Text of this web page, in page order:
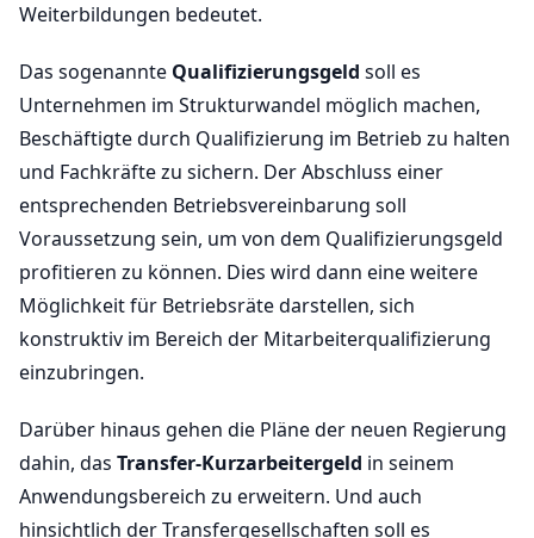
Weiterbildungen bedeutet.
Das sogenannte Qualifizierungsgeld soll es
Unternehmen im Strukturwandel möglich machen,
Beschäftigte durch Qualifizierung im Betrieb zu halten
und Fachkräfte zu sichern. Der Abschluss einer
entsprechenden Betriebsvereinbarung soll
Voraussetzung sein, um von dem Qualifizierungsgeld
profitieren zu können. Dies wird dann eine weitere
Möglichkeit für Betriebsräte darstellen, sich
konstruktiv im Bereich der Mitarbeiterqualifizierung
einzubringen.
Darüber hinaus gehen die Pläne der neuen Regierung
dahin, das Transfer-Kurzarbeitergeld in seinem
Anwendungsbereich zu erweitern. Und auch
hinsichtlich der Transfergesellschaften soll es